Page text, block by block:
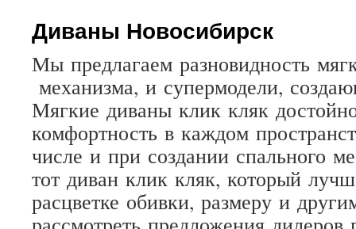
Диваны Новосибирск
Мы предлагаем разновидность
механизма, и супермодели,
Мягкие диваны клик кляк
комфортность в каждом
числе и при создании спального
тот диван клик кляк, который
расцветке обивки, размеру и